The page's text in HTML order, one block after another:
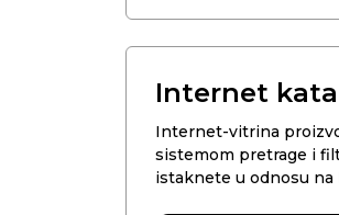
Internet
Internet-vitrina
sistemom pretrage i
istaknete u odnosu